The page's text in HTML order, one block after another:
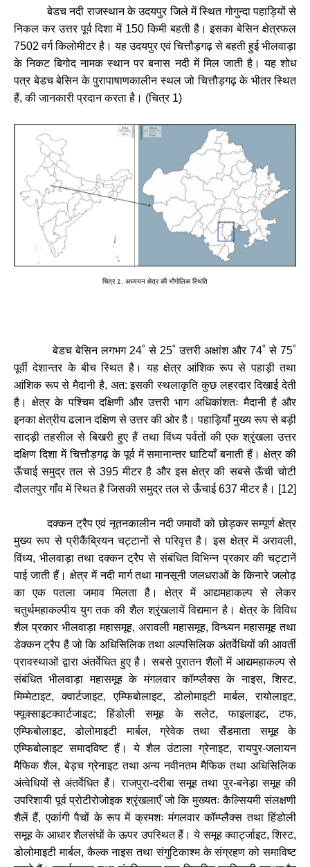
बेडच नदी राजस्थान के उदयपुर जिले में स्थित गोगुन्दा पहाड़ियों से
निकल कर उत्तर पूर्व दिशा में 150 किमी बहती है। इसका बेसिन क्षेत्रफल
7502 वर्ग किलोमीटर है। यह उदयपुर एवं चित्तौड़गढ़ से बहती हुई भीलवाड़ा
के निकट बिगोद नामक स्थान पर बनास नदी में मिल जाती है। यह शोध
पत्र बेडच बेसिन के पुरापाषाणकालीन स्थल जो चित्तौड़गढ़ के भीतर स्थित
हैं,की जानकारी प्रदान करता है। (चित्र 1)
चित्र 1. अध्ययन क्षेत्र की भौगोलिक स्थिति
बेडच बेसिन लगभग 24˚से 25˚उत्तरी अक्षांश और 74˚से 75˚
पूर्वी देशान्तर के बीच स्थित है। यह क्षेत्र आंशिक रूप से पहाड़ी तथा
आंशिक रूप से मैदानी है, अत:इसकी स्थलाकृति कुछ लहरदार दिखाई देती
है।
क्षेत्र के पश्चिम दक्षिणी और उत्तरी भाग अधिकांशतः मैदानी है और
इनका क्षेत्रीय ढलान दक्षिण से उत्तर की ओर है। पहाड़ियाँ मुख्य रूप से बड़ी
सादड़ी तहसील से बिखरी हुए हैं तथा विंध्य पर्वतों की एक श्रृंखला उत्तर
दक्षिण दिशा में चित्तौड़गढ़ के पूर्व में समानान्तर घाटियाँ बनाती हैं। क्षेत्र की
ऊँचाई समुद्र तल से 395 मीटर है और इस क्षेत्र की सबसे ऊँची चोटी
दौलतपुर गाँव में स्थित है जिसकी समुद्र तल से ऊँचाई 637 मीटर है। [12]
दक्कन ट्रैप एवं नूतनकालीन नदी जमावों को छोड़कर सम्पूर्ण क्षेत्र
मुख्य रूप से प्रीकैंब्रियन चट्टानों से परिवृत्त है। इस क्षेत्र में अरावली,
विंध्य, भीलवाड़ा तथा दक्कन ट्रैप से संबंधित विभिन्न प्रकार की चट्टानें
पाई जाती हैं। क्षेत्र में नदी मार्ग तथा मानसूनी जलधराओं के किनारे जलोढ़
का
एक पतला जमाव मिलता है। क्षेत्र में आद्यमहाकल्प से
लेकर
चतुर्थमहाकल्पीय युग तक की शैल श्रृंखलायें विद्यमान है। क्षेत्र के विविध
शैल प्रकार भीलवाड़ा महासमूह, अरावली महासमूह,विन्ध्यन महासमूह तथा
डेक्कन ट्रैप है जो कि अधिसिलिक तथा अल्पसिलिक अंतर्वेधियों की आवर्ती
प्रावस्थाओं द्वारा अंतर्वेधित हुए है। सबसे पुरातन शैलों में आद्यमहाकल्प से
संबंधित भीलवाड़ा महासमूह के मंगलवार कॉम्प्लैक्स के नाइस,शिस्ट,
मिम्मेटाइट,क्वार्टजाइट,एम्फिबोलाइट,डोलोमाइटी मार्बल,रायोलाइट,
फ्यूक्साइटक्वार्टजाइट;हिंडोली समूह के सलेट,फाइलाइट,टफ,
एम्फिबोलाइट,डोलोमाइटी मार्बल,ग्रेवेक तथा सैंडमाता समूह
के
एम्फिबोलाइट समादविष्ट हैं। ये शैल उंटाला ग्रेनाइट,रायपुर-जलायन
मैफिक शैल,बेड़च ग्रेनाइट तथा अन्य नवीनतम मैफिक तथा अधिसिलिक
अंत्वेधियों से अंतर्वेधित हैं। राजपुरा-दरीबा समूह तथा पुर-बनेड़ा समूह की
उपरिशायी पूर्व प्रोटीरोजोइक श्रृंखलाएँ जो कि मुख्यतः कैल्सियमी संलक्षणी
शैलें हैं,एकांगी पैचों के रूप में क्रमशः मंगलवार कॉम्प्लैक्स तथा हिंडोली
समूह के आधार शैलसंघों के ऊपर उपस्थित हैं। ये समूह क्वार्ट्जाइट,शिस्ट,
डोलोमाइटी मार्बल,कैल्क नाइस तथा संगुटिकाश्म के संग्रहण को समाविष्ट